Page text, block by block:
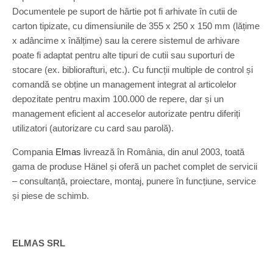
Documentele pe suport de hârtie pot fi arhivate în cutii de
carton tipizate, cu dimensiunile de 355 x 250 x 150 mm (lățime
x adâncime x înălțime) sau la cerere sistemul de arhivare
poate fi adaptat pentru alte tipuri de cutii sau suporturi de
stocare (ex. bibliorafturi, etc.). Cu funcții multiple de control și
comandă se obține un management integrat al articolelor
depozitate pentru maxim 100.000 de repere, dar și un
management eficient al acceselor autorizate pentru diferiți
utilizatori (autorizare cu card sau parolă).
Compania Elmas livrează în România, din anul 2003, toată
gama de produse Hänel și oferă un pachet complet de servicii
– consultanță, proiectare, montaj, punere în funcțiune, service
și piese de schimb.
ELMAS SRL